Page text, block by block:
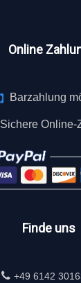
Online
Barzahlung
Sichere Online-
Finde uns
+49 6142